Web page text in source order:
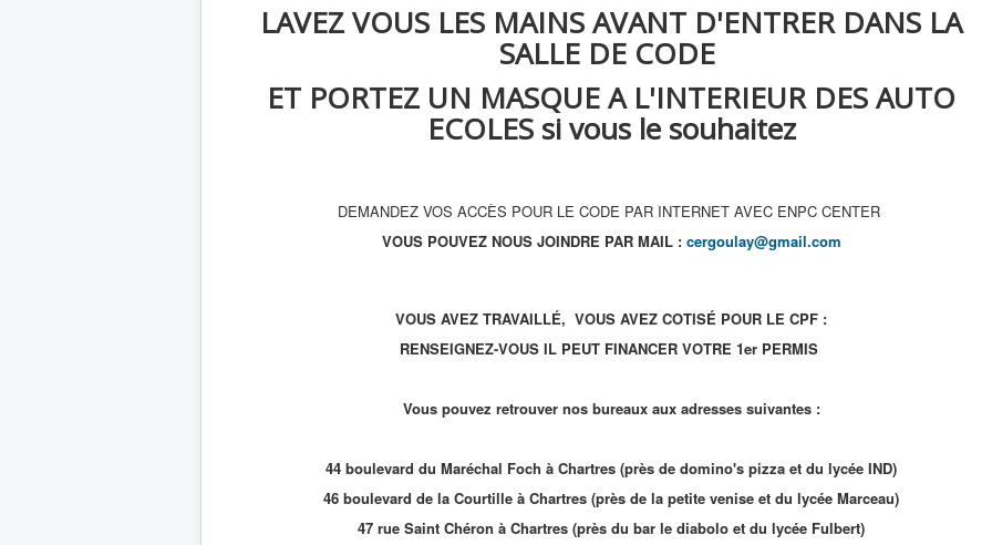
LAVEZ VOUS LES MAINS AVANT D'ENTRER DANS LA
SALLE DE CODE
ET PORTEZ UN MASQUE A L'INTERIEUR DES AUTO
ECOLES si vous le souhaitez
DEMANDEZ VOS ACCÈS POUR LE CODE PAR INTERNET AVEC ENPC CENTER
VOUS POUVEZ NOUS JOINDRE PAR MAIL : cergoulay@gmail.com
VOUS AVEZ TRAVAILLÉ, VOUS AVEZ COTISÉ POUR LE CPF :
RENSEIGNEZ-VOUS IL PEUT FINANCER VOTRE 1er PERMIS
Vous pouvez retrouver nos bureaux aux adresses suivantes :
44 boulevard du Maréchal Foch à Chartres (près de domino's pizza et du lycée IND)
46 boulevard de la Courtille à Chartres (près de la petite venise et du lycée Marceau)
47 rue Saint Chéron à Chartres (près du bar le diabolo et du lycée Fulbert)